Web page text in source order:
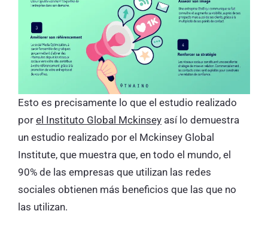
Esto es precisamente lo que el estudio realizado
por el Instituto Global Mckinsey así lo demuestra
un estudio realizado por el Mckinsey Global
Institute, que muestra que, en todo el mundo, el
90% de las empresas que utilizan las redes
sociales obtienen más beneficios que las que no
las utilizan.